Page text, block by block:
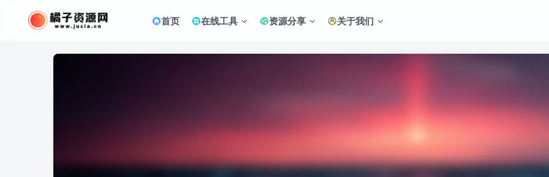
首页 在线工具 资源分享 关于我们